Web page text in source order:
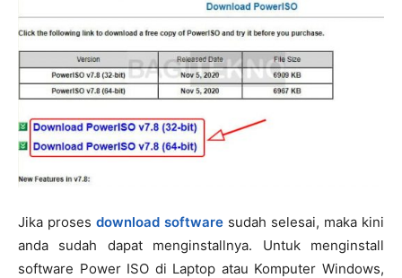
Jika proses download software sudah selesai, maka kini
anda sudah dapat menginstallnya. Untuk menginstall
software Power ISO di Laptop atau Komputer Windows,